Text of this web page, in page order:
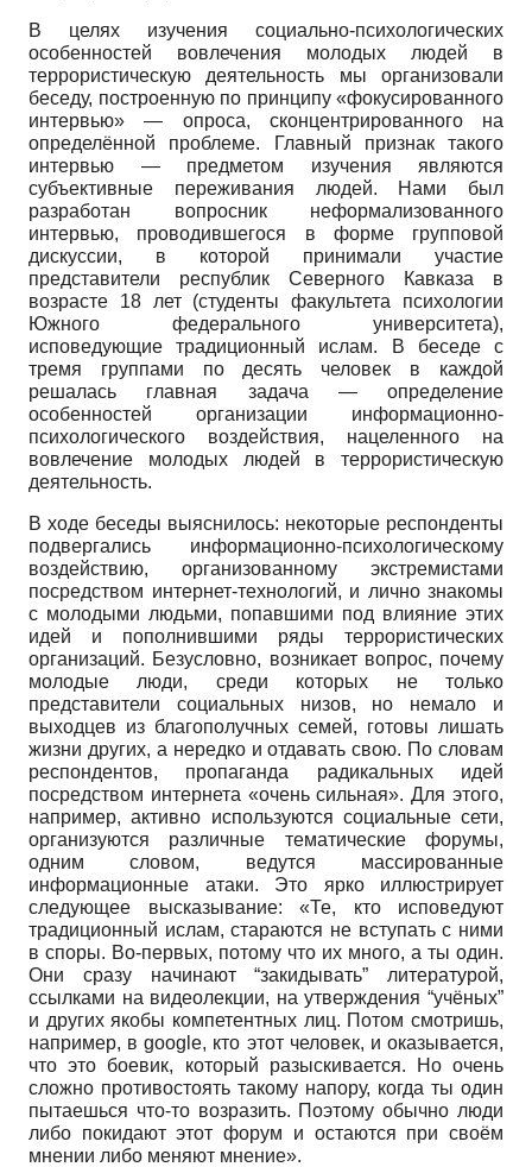
В целях изучения социально-психологических
особенностей вовлечения молодых людей в
террористическую деятельность мы организовали
беседу, построенную по принципу «фокусированного
интервью» — опроса, сконцентрированного на
определённой проблеме. Главный признак такого
интервью — предметом изучения являются
субъективные переживания людей. Нами был
разработан вопросник неформализован­ного
интервью, проводившегося в форме групповой
дискуссии, в которой принимали участие
представители республик Северного Кавказа в
возрасте 18 лет (студенты факультета психологии
Южного федерального университета),
исповедующие традиционный ислам. В беседе с
тремя группами по десять человек в каждой
решалась главная задача — определение
особенностей организации информационно-
психологического воздействия, нацеленного на
вовлечение молодых людей в террористическую
деятельность.
В ходе беседы выяснилось: некоторые респонденты
подвергались информационно-психологическому
воздействию, организованному экстремистами
посредством интернет-технологий, и лично знакомы
с молодыми людьми, попавшими под влияние этих
идей и пополнившими ряды террористических
организаций. Безусловно, возникает вопрос, почему
молодые люди, среди которых не только
представители социальных низов, но немало и
выходцев из благополучных семей, готовы лишать
жизни других, а нередко и отдавать свою. По словам
респондентов, пропаганда радикальных идей
посредством интернета «очень сильная». Для этого,
например, активно используются социальные сети,
организуются различные тематические форумы,
одним словом, ведутся массированные
информационные атаки. Это ярко иллюстрирует
следующее высказывание: «Те, кто исповедуют
традиционный ислам, стараются не вступать с ними
в споры. Во-первых, потому что их много, а ты один.
Они сразу начинают “закидывать” литературой,
ссылками на видеолекции, на утверждения “учёных”
и других якобы компетентных лиц. Потом смотришь,
например, вgoogle, кто этот человек, и оказывается,
что это боевик, который разыскивается. Но очень
сложно противостоять такому напору, когда ты один
пытаешься что-то возразить. Поэтому обычно люди
либо покидают этот форум и остаются при своём
мнении либо меняют мнение».